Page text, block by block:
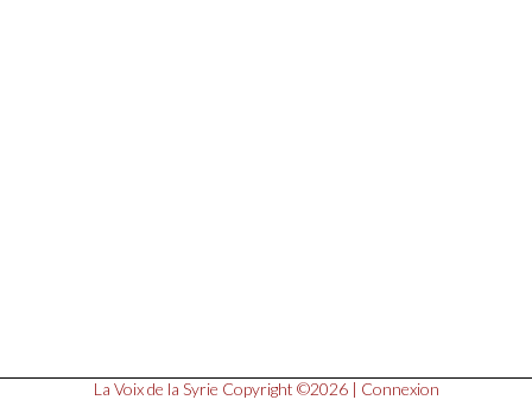
La Voix de la Syrie Copyright ©2026 | Connexion